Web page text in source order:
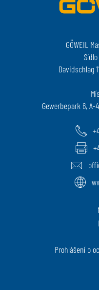
GÖWEIL
Davidschlag
Gewerbepark 6,
Prohlášení o